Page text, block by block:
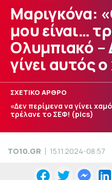
Μαριγκόνα:
μου είναι…
Ολυμπιακό –
γίνει αυτός
ΣΧΕΤΙΚΟ ΑΡΘΡΟ
«Δεν περίμενα να γίνει
τρέλανε το ΣΕΦ! (pics)
TO10.GR 15.11.2024-08:57